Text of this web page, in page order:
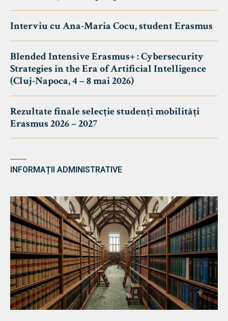
Interviu cu Ana-Maria Cocu, student Erasmus
Blended Intensive Erasmus+ : Cybersecurity
Strategies in the Era of Artificial Intelligence
(Cluj-Napoca, 4 – 8 mai 2026)
Rezultate finale selecție studenți mobilități
Erasmus 2026 – 2027
INFORMAȚII ADMINISTRATIVE